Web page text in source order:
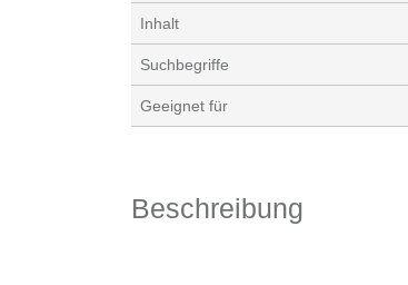
Inhalt
Suchbegriffe
Geeignet für
Beschreibung